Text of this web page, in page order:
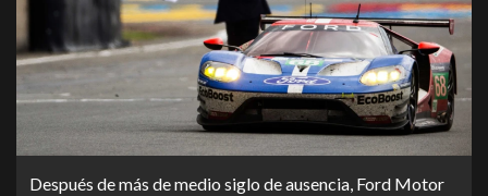
Después de más de medio siglo de ausencia, Ford Motor